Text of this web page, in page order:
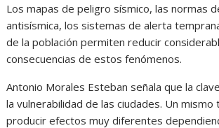
Los mapas de peligro sísmico, las normas
antisísmica, los sistemas de alerta
de la población permiten reducir
consecuencias de estos fenómenos.
Antonio Morales Esteban señala que la
la vulnerabilidad de las ciudades. Un
producir efectos muy diferentes